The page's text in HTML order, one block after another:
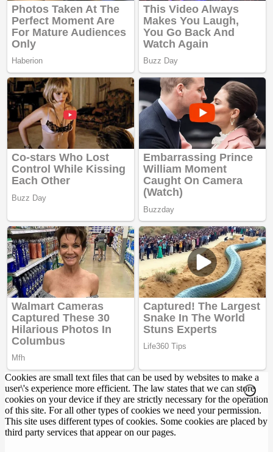
Cookies are small text files that can be used by websites to make a
user\'s experience more efficient. The law states that we can store
cookies on your device if they are strictly necessary for the operation
of this site. For all other types of cookies we need your permission.
This site uses different types of cookies. Some cookies are placed by
third party services that appear on our pages.